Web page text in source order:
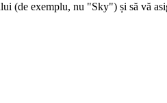
(de exemplu, nu "Sky") și să vă